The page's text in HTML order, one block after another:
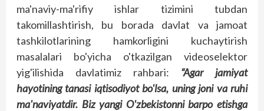
ma'naviy-ma'rifiy ishlar tizimini tubdan
takomillashtirish, bu borada davlat va jamoat
tashkilotlarining hamkorligini kuchaytirish
masalalari bo'yicha o'tkazilgan videoselektor
yig'ilishida davlatimiz rahbari: “Agar jamiyat
hayotining tanasi iqtisodiyot bo'lsa, uning joni va ruhi
ma'naviyatdir. Biz yangi O'zbekistonni barpo etishga